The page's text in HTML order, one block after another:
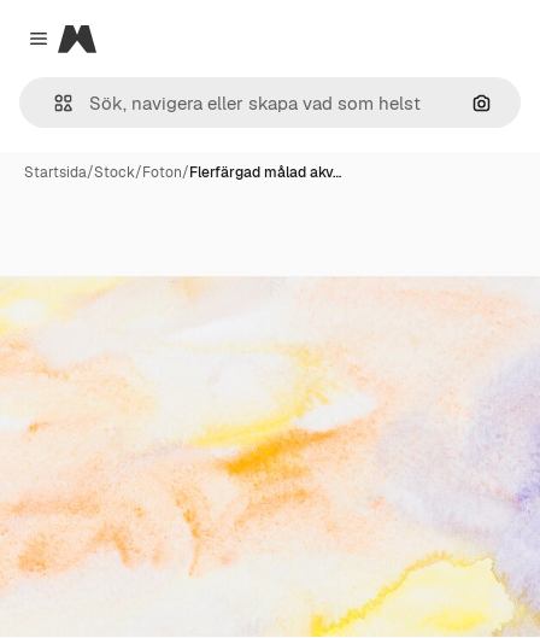
Close menu
Magnific
Sök
Startsida/Stock/Foton/Flerfärgad målad akv…